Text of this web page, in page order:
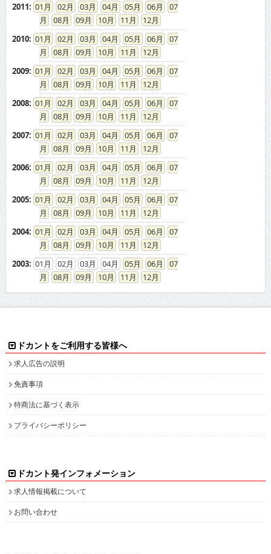
2011: 01 02 03 04 05 06
07
08
09 10 11
12
2010: 01 02 03 04 05 06
07
08
09 10 11
12
2009: 01 02 03 04 05 06
07
08
09 10 11
12
2008: 01 02 03 04 05 06
07
08
09 10 11
12
2007: 01 02 03 04 05 06
07
08
09 10 11
12
2006: 01 02 03 04 05 06
07
08
09 10 11
12
2005: 01 02 03 04 05 06
07
08
09 10 11
12
2004: 01 02 03 04 05 06
07
08
09 10 11
12
2003: 01 02 03 04 05 06
07
08
09 10 11 12
ドカントをご利用する皆様へ
求人広告の説明
免責事項
特商法に基づく表示
プライバシーポリシー
ドカント発インフォメーション
求人情報掲載について
お問い合わせ